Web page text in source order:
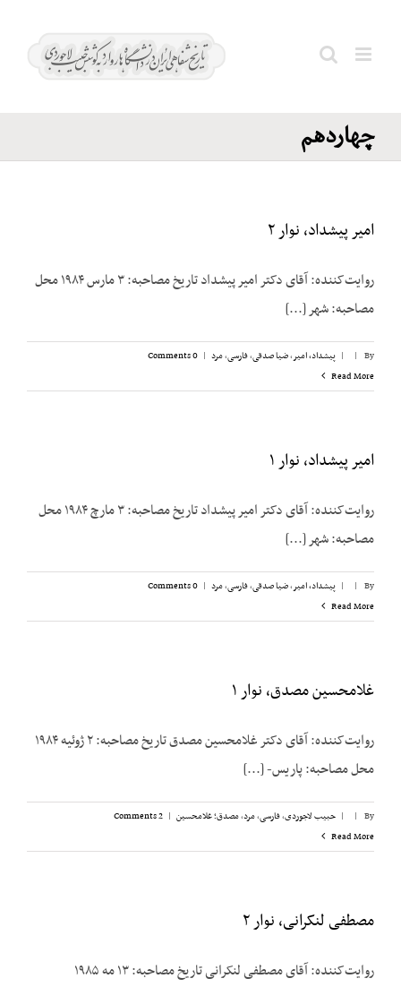
مقننه؛
چهاردهم
امیر پیشداد، نوار ۲
روایت‌کننده: آقای دکتر امیر پیشداد تاریخ مصاحبه: ۳ مارس ۱۹۸۴ محل
مصاحبه: شهر [...]
By
|
| پیشداد، امیر,ضیا صدقی,فارسی,مرد |
0 Comments
Read More
امیر پیشداد، نوار ۱
روایت‌کننده: آقای دکتر امیر پیشداد تاریخ مصاحبه: ۳ مارچ ۱۹۸۴ محل
مصاحبه: شهر [...]
By
|
| پیشداد، امیر,ضیا صدقی,فارسی,مرد |
0 Comments
Read More
غلامحسین مصدق، نوار ۱
روایت‌کننده: آقای دکتر غلامحسين مصدق تاریخ مصاحبه: ۲ ژوئیه ۱۹۸۴
محل مصاحبه: پاریس- [...]
By
|
| حبیب لاجوردی,فارسی,مرد,مصدق؛ غلامحسین |
2 Comments
Read More
مصطفی لنکرانی، نوار ۲
روایت‌کننده: آقای مصطفی لنکرانی تاریخ مصاحبه: ۱۳ مه ۱۹۸۵